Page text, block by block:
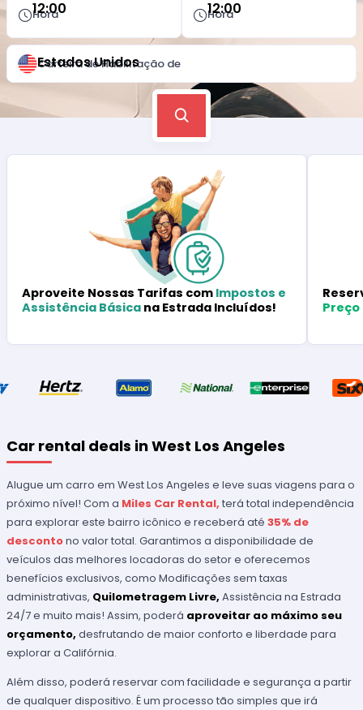
Hora
12:00 Hora
12:00
Carteira de Habilitação de
Estados Unidos
Aproveite Nossas Tarifas com Impostos e
Assistência Básica na Estrada Incluídos!
Preço
Car rental deals in West Los Angeles
Alugue um carro em West Los Angeles e leve suas viagens para o
próximo nível! Com a Miles Car Rental, terá total independência
para explorar este bairro icônico e receberá até35% de
descontono valor total. Garantimos a disponibilidade de
veículos das melhores locadoras do setor e oferecemos
benefícios exclusivos, como Modificações sem taxas
administrativas, Quilometragem Livre, Assistência na Estrada
24/7 e muito mais! Assim, poderá aproveitar ao máximo seu
orçamento, desfrutando de maior conforto e liberdade para
explorar a Califórnia.
Além disso, poderá reservar com facilidade e segurança a partir
de qualquer dispositivo. É um processo tão simples que irá